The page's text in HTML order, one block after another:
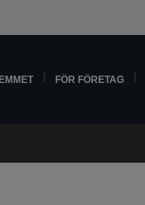
FÖR FÖRETAG